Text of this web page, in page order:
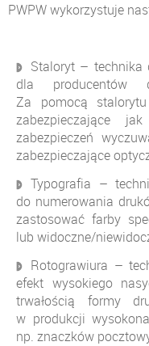
PWPW wykorzystuje
Staloryt – technika
dla producentów
Za pomocą
zabezpieczające
zabezpieczeń
zabezpieczające
Typografia –
do numerowania
zastosować farby
lub widoczne/
Rotograwiura –
efekt wysokiego
trwałością formy
w produkcji
np. znaczków